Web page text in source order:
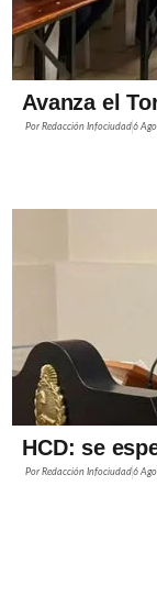
Avanza el
PorRedacción Infociudad6
HCD: se
PorRedacción Infociudad6